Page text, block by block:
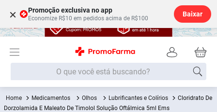
× Promoção exclusiva no app
Economize R$10 em pedidos acima de R$100
Baixar
O que você está buscando?
Medicamentos Olhos Lubrificantes e Colírios
Cloridrato De
Dorzolamida E Maleato De Timolol Solução Oftálmica 5ml Ems
Termos mais buscados